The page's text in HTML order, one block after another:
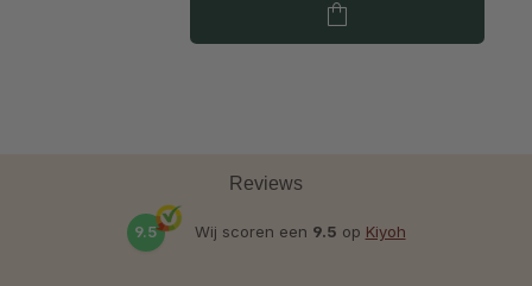
Reviews
9.5 Wij scoren een 9.5 op Kiyoh